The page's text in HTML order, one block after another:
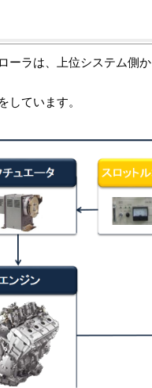
ーラは、上位システム側
しています。